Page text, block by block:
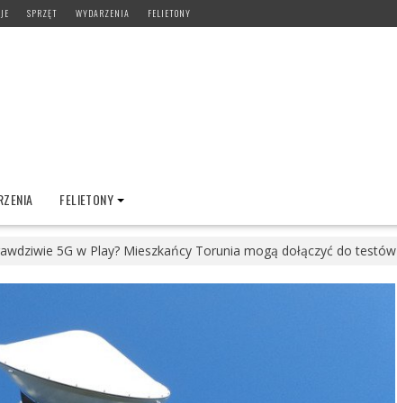
SPRZĘT WYDARZENIA FELIETONY
FELIETONY
5G w Play? Mieszkańcy Torunia mogą dołączyć do testów